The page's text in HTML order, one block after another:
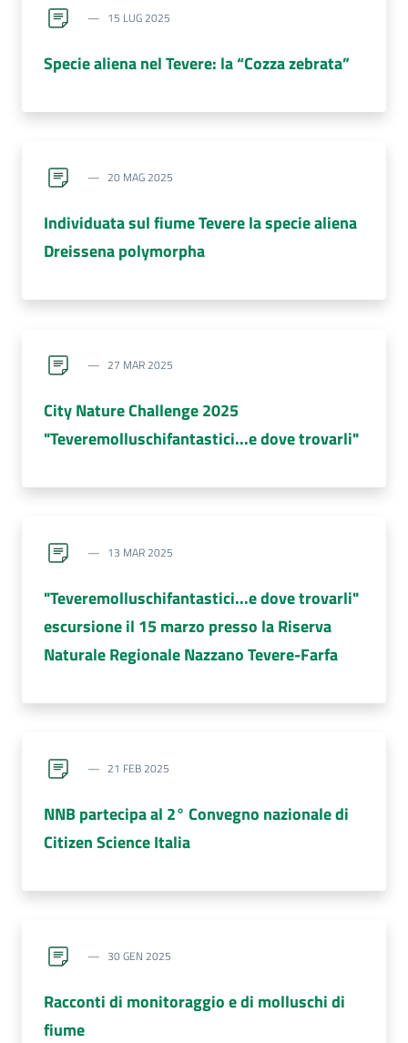
15 LUG 2025
Specie aliena nel Tevere: la “Cozza zebrata”
20 MAG 2025
Individuata sul fiume Tevere la specie aliena
Dreissena polymorpha
27 MAR 2025
City Nature Challenge 2025
"Teveremolluschifantastici...e dove trovarli"
13 MAR 2025
"Teveremolluschifantastici...e dove trovarli"
escursione il 15 marzo presso la Riserva
Naturale Regionale Nazzano Tevere-Farfa
21 FEB 2025
NNB partecipa al 2° Convegno nazionale di
Citizen Science Italia
30 GEN 2025
Racconti di monitoraggio e di molluschi di
fiume